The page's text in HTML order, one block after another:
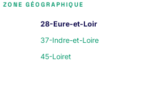
GÉOGRAPHIQUE
28-Eure-et-Loir
37-Indre-et-Loire
45-Loiret